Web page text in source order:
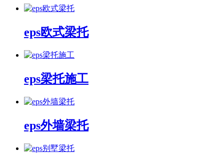
eps欧式梁托
eps梁托施工
eps外墙梁托